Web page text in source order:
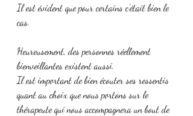
Il est évident que pour certains c'était bien le
cas.
Heureusement, des personnes réellement
bienveillantes existent aussi.
Il est important de bien écouter ses ressentis
quant au choix que nous portons sur le
thérapeute qui nous accompagnera un bout de